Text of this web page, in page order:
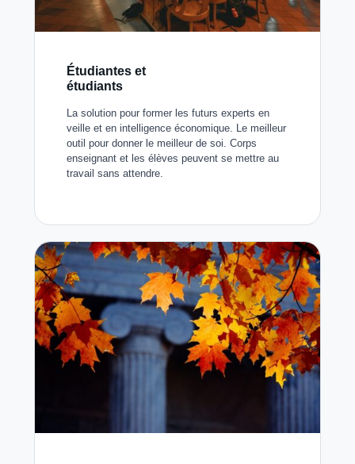
Étudiantes et
étudiants
La solution pour former les futurs experts en
veille et en intelligence économique. Le meilleur
outil pour donner le meilleur de soi. Corps
enseignant et les élèves peuvent se mettre au
travail sans attendre.